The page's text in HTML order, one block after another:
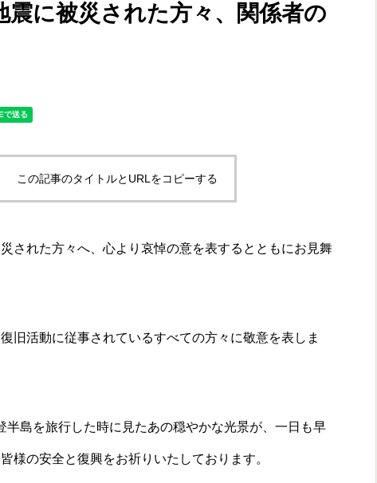
震に被災された方々、関係者の
この記事のタイトルとURLをコピーする
された方々へ、心より哀悼の意を表するとともにお見舞
旧活動に従事されているすべての方々に敬意を表しま
半島を旅行した時に見たあの穏やかな光景が、一日も早
様の安全と復興をお祈りいたしております。